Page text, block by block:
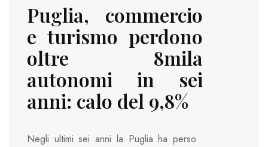
Puglia, commercio
e turismo perdono
oltre 8mila
autonomi in sei
anni: calo del 9,8%
Negli ultimi sei anni la Puglia ha perso